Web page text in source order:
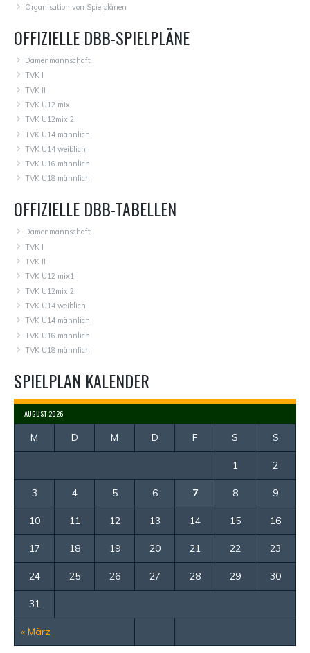
Organisation von Spielplänen
OFFIZIELLE DBB-SPIELPLÄNE
Damenmannschaft
TVK I
TVK II
TVK U12 mix
TVK U12mix 2
TVK U14 männlich
TVK U14 weiblich
TVK U16 männlich
TVK U18 männlich
OFFIZIELLE DBB-TABELLEN
Damenmannschaft
TVK I
TVK II
TVK U12 mix1
TVK U12mix 2
TVK U14 weiblich
TVK U14 männlich
TVK U16 männlich
TVK U18 männlich
SPIELPLAN KALENDER
AUGUST 2026
M D M D F S S
« März
1 2
3 4 5 6 7 8 9
10 11 12 13 14 15 16
17 18 19 20 21 22 23
24 25 26 27 28 29 30
31